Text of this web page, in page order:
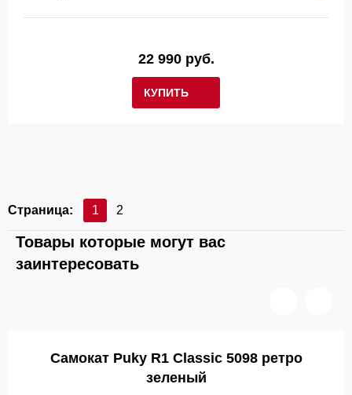
КУПИТЬ
22 990 руб.
Страница: 1 2
Товары которые могут вас
заинтересовать
Самокат Puky R1 Classic 5098 ретро
зеленый